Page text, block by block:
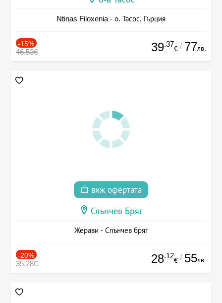
Ntinas Filoxenia - о. Тасос, Гърция
-15%
46.53€ 39.37
€ / 77лв.
виж офертата
Слънчев Бряг
Жерави - Слънчев бряг
-20%
35.28€ 28.12
€ / 55лв.